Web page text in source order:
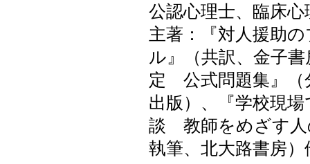
公認心理士、臨床心
主著：『対人援助
ル』（共訳、金子
定 公式問題集』（
出版）、『学校現
談 教師をめざす人
執筆、北大路書房）